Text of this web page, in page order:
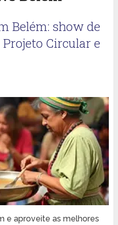
Belém: show de
Circular e
e aproveite as melhores